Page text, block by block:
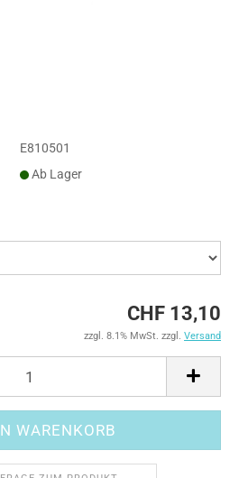
E810501
Ab Lager
CHF 13,10
zzgl. 8.1% MwSt. zzgl. Versand